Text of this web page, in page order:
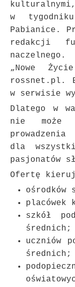
w
Pabianice.
redakcji
naczelnego.
„Nowe
rossnet.pl.
w serwisie
Dlatego w
nie może
dla
pasjonatów
Ofertę
ośrodków
placówek
szkół
średnich;
uczniów
średnich;